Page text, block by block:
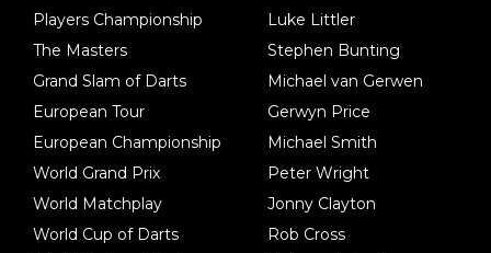
Players Championship
The Masters
Grand Slam of Darts
European Tour
European Championship
World Grand Prix
World Matchplay
World Cup of Darts
Luke Littler
Stephen Bunting
Michael van Gerwen
Gerwyn Price
Michael Smith
Peter Wright
Jonny Clayton
Rob Cross